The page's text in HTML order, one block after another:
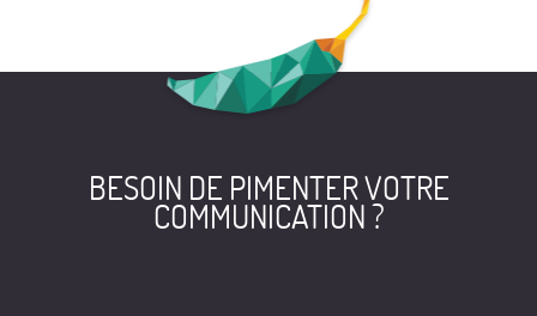
BESOIN DE PIMENTER VOTRE
COMMUNICATION ?